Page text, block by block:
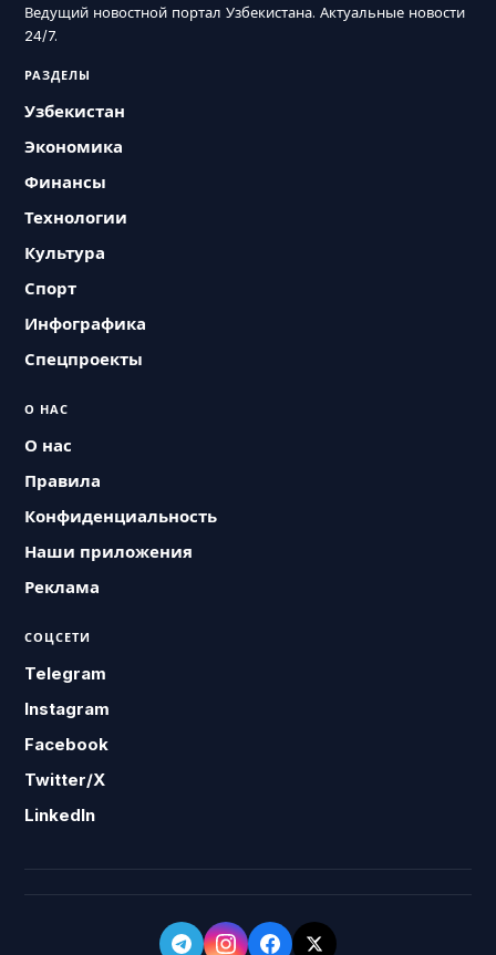
Ведущий новостной портал Узбекистана. Актуальные новости
24/7.
РАЗДЕЛЫ
Узбекистан
Экономика
Финансы
Технологии
Культура
Спорт
Инфографика
Спецпроекты
О НАС
О нас
Правила
Конфиденциальность
Наши приложения
Реклама
СОЦСЕТИ
Telegram
Instagram
Facebook
Twitter/X
LinkedIn